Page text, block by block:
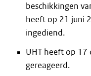
beschikkingen
heeft op 21 juni
ingediend.
UHT heeft op
gereageerd.